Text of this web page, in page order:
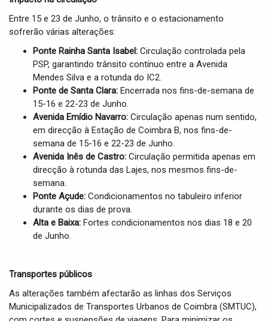
Entre 15 e 23 de Junho, o trânsito e o estacionamento
sofrerão várias alterações:
Ponte Rainha Santa Isabel: Circulação controlada pela
PSP, garantindo trânsito contínuo entre a Avenida
Mendes Silva e a rotunda do IC2.
Ponte de Santa Clara: Encerrada nos fins-de-semana de
15-16 e 22-23 de Junho.
Avenida Emídio Navarro: Circulação apenas num sentido,
em direcção à Estação de Coimbra B, nos fins-de-
semana de 15-16 e 22-23 de Junho.
Avenida Inês de Castro: Circulação permitida apenas em
direcção à rotunda das Lajes, nos mesmos fins-de-
semana.
Ponte Açude: Condicionamentos no tabuleiro inferior
durante os dias de prova.
Alta e Baixa: Fortes condicionamentos nos dias 18 e 20
de Junho.
Transportes públicos
As alterações também afectarão as linhas dos Serviços
Municipalizados de Transportes Urbanos de Coimbra (SMTUC),